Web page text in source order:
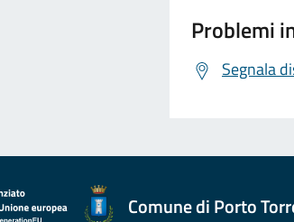
Problemi
Segnala
Comune di Porto